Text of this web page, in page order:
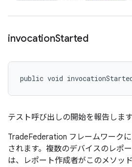
invocationStarted
public void
テスト呼び出しの開始を報告します
TradeFederation フレームワーク
されます。複数のデバイスのレポ
は、レポート作成者がこのメソッ